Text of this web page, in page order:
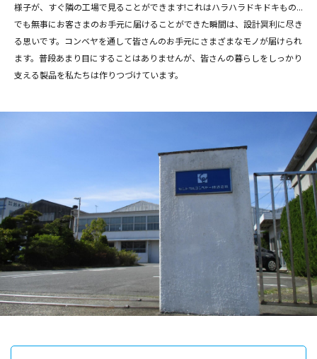
様子が、すぐ隣の工場で見ることができます!これはハラハラドキドキもの...
でも無事にお客さまのお手元に届けることができた瞬間は、設計冥利に尽き
る思いです。コンベヤを通して皆さんのお手元にさまざまなモノが届けられ
ます。普段あまり目にすることはありませんが、皆さんの暮らしをしっかり
支える製品を私たちは作りつづけています。